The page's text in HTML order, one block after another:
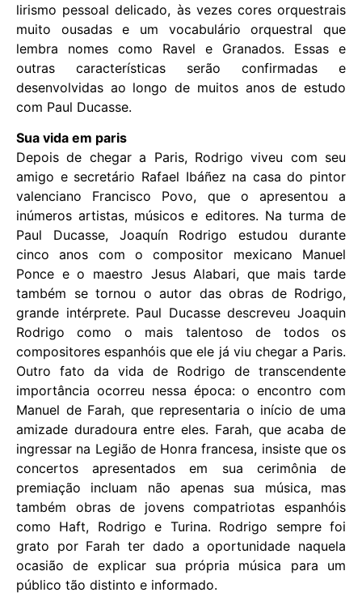
lirismo pessoal delicado, às vezes cores orquestrais
muito ousadas e um vocabulário orquestral que
lembra nomes como Ravel e Granados. Essas e
outras características serão confirmadas e
desenvolvidas ao longo de muitos anos de estudo
com Paul Ducasse.
Sua vida em paris
Depois de chegar a Paris, Rodrigo viveu com seu
amigo e secretário Rafael Ibáñez na casa do pintor
valenciano Francisco Povo, que o apresentou a
inúmeros artistas, músicos e editores. Na turma de
Paul Ducasse, Joaquín Rodrigo estudou durante
cinco anos com o compositor mexicano Manuel
Ponce e o maestro Jesus Alabari, que mais tarde
também se tornou o autor das obras de Rodrigo,
grande intérprete. Paul Ducasse descreveu Joaquin
Rodrigo como o mais talentoso de todos os
compositores espanhóis que ele já viu chegar a Paris.
Outro fato da vida de Rodrigo de transcendente
importância ocorreu nessa época: o encontro com
Manuel de Farah, que representaria o início de uma
amizade duradoura entre eles. Farah, que acaba de
ingressar na Legião de Honra francesa, insiste que os
concertos apresentados em sua cerimônia de
premiação incluam não apenas sua música, mas
também obras de jovens compatriotas espanhóis
como Haft, Rodrigo e Turina. Rodrigo sempre foi
grato por Farah ter dado a oportunidade naquela
ocasião de explicar sua própria música para um
público tão distinto e informado.